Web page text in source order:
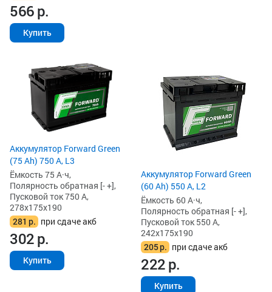
566р.
Купить
Аккумулятор Forward Green
(75 Ah) 750 А, L3
Ёмкость 75 А·ч,
Полярность обратная [- +],
Пусковой ток 750 А,
278x175x190
281 р. при сдаче акб
302р.
Купить
Аккумулятор Forward Green
(60 Ah) 550 А, L2
Ёмкость 60 А·ч,
Полярность обратная [- +],
Пусковой ток 550 А,
242x175x190
205р. при сдаче акб
222р.
Купить